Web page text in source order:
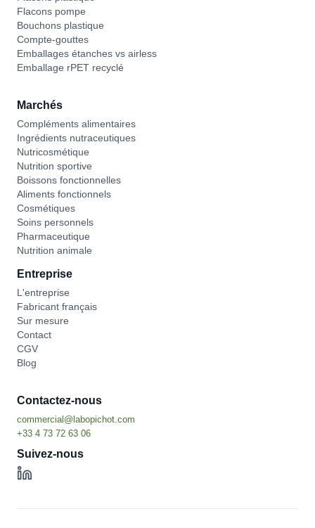
Flacons pompe
Bouchons plastique
Compte-gouttes
Emballages étanches vs airless
Emballage rPET recyclé
Marchés
Compléments alimentaires
Ingrédients nutraceutiques
Nutricosmétique
Nutrition sportive
Boissons fonctionnelles
Aliments fonctionnels
Cosmétiques
Soins personnels
Pharmaceutique
Nutrition animale
Entreprise
L'entreprise
Fabricant français
Sur mesure
Contact
CGV
Blog
Contactez-nous
Suivez-nous